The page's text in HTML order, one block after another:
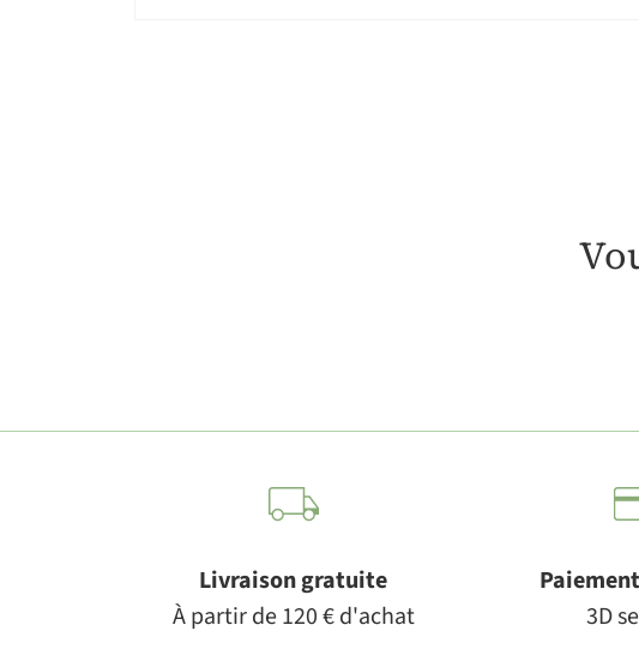
Livraison gratuite
À partir de 120 € d'achat
3D